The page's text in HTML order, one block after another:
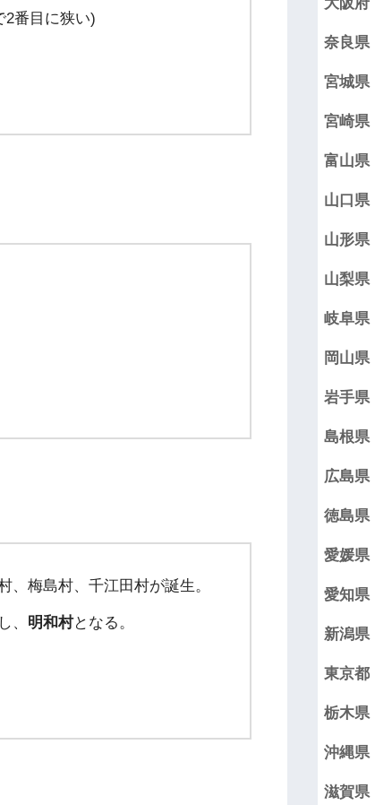
2番目に狭い)
、梅島村、千江田村が誕生。
、 明和村となる。
奈良県
宮城県
宮崎県
富山県
山口県
山形県
山梨県
岐阜県
岡山県
岩手県
島根県
広島県
徳島県
愛媛県
愛知県
新潟県
東京都
栃木県
沖縄県
滋賀県